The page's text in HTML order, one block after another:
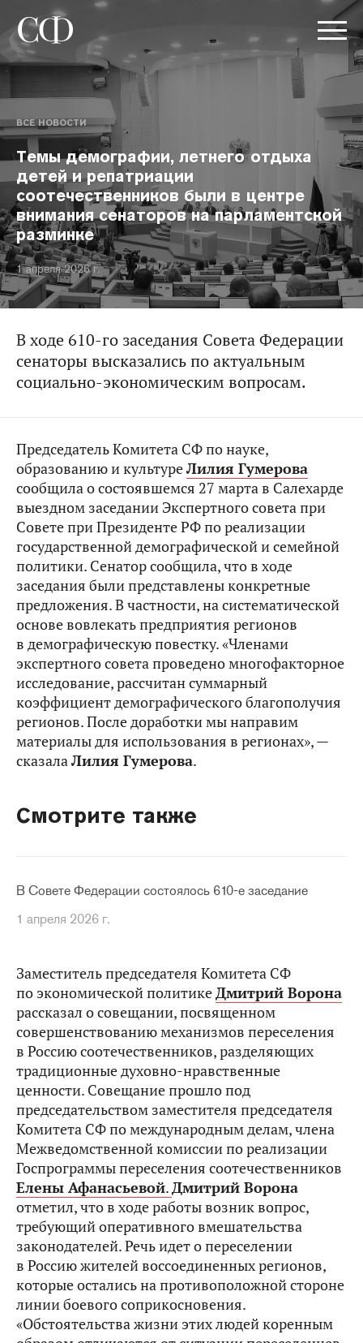
ВСЕ НОВОСТИ
Темы демографии, летнего отдыха
детей и репатриации
соотечественников были в центре
внимания сенаторов на парламентской
разминке
1 апреля 2026 г.
В ходе 610-го заседания Совета Федерации
сенаторы высказались по актуальным
социально-экономическим вопросам.
Председатель Комитета СФ по науке,
образованию и культуреЛилия Гумерова
сообщила о состоявшемся 27 марта в Салехарде
выездном заседании Экспертного совета при
Совете при Президенте РФ по реализации
государственной демографической и семейной
политики. Сенатор сообщила, что в ходе
заседания были представлены конкретные
предложения. В частности, на систематической
основе вовлекать предприятия регионов
в демографическую повестку. «Членами
экспертного совета проведено многофакторное
исследование, рассчитан суммарный
коэффициент демографического благополучия
регионов. После доработки мы направим
материалы для использования в регионах», —
сказалаЛилия Гумерова.
Смотрите также
В Совете Федерации состоялось 610-е заседание
1 апреля 2026 г.
Заместитель председателя Комитета СФ
по экономической политикеДмитрий Ворона
рассказал о совещании, посвященном
совершенствованию механизмов переселения
в Россию соотечественников, разделяющих
традиционные духовно-нравственные
ценности. Совещание прошло под
председательством заместителя председателя
Комитета СФ по международным делам, члена
Межведомственной комиссии по реализации
Госпрограммы переселения соотечественников
Елены Афанасьевой.Дмитрий Ворона
отметил, что в ходе работы возник вопрос,
требующий оперативного вмешательства
законодателей. Речь идет о переселении
в Россию жителей воссоединенных регионов,
которые остались на противоположной стороне
линии боевого соприкосновения.
«Обстоятельства жизни этих людей коренным